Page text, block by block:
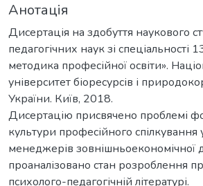
Анотація
Дисертація на здобуття наукового
педагогічних наук зі спеціальності
методика професійної освіти».
університет біоресурсів і
України. Київ, 2018.
Дисертацію присвячено проблемі
культури професійного спілкування
менеджерів зовнішньоекономічної
проаналізовано стан розроблення
психолого-педагогічній літературі.